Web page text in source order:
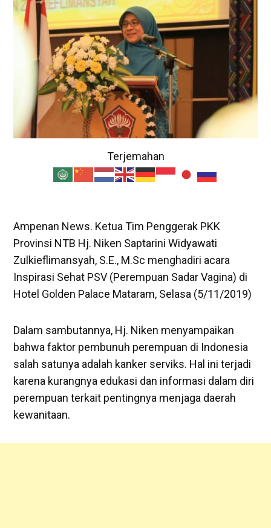
Terjemahan
Ampenan News. Ketua Tim Penggerak PKK
Provinsi NTB Hj. Niken Saptarini Widyawati
Zulkieflimansyah, S.E., M.Sc menghadiri acara
Inspirasi Sehat PSV (Perempuan Sadar Vagina) di
Hotel Golden Palace Mataram, Selasa (5/11/2019)
Dalam sambutannya, Hj. Niken menyampaikan
bahwa faktor pembunuh perempuan di Indonesia
salah satunya adalah kanker serviks. Hal ini terjadi
karena kurangnya edukasi dan informasi dalam diri
perempuan terkait pentingnya menjaga daerah
kewanitaan.